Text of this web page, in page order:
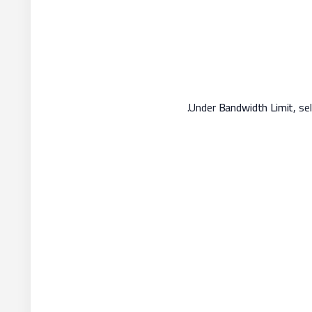
Bandwidth Limit,
.